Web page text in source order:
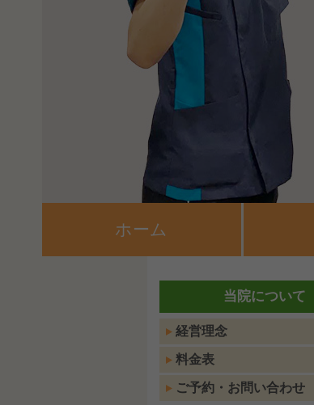
ホーム
当院について
経営理念
料金表
ご予約・お問い合わせ